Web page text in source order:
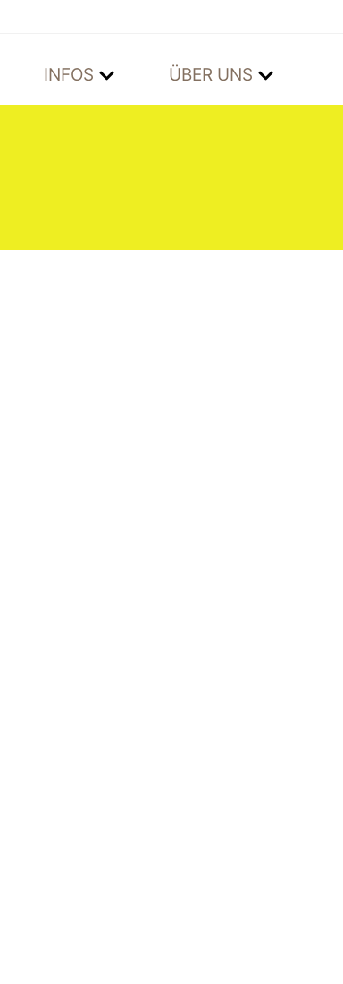
INFOS ÜBER UNS